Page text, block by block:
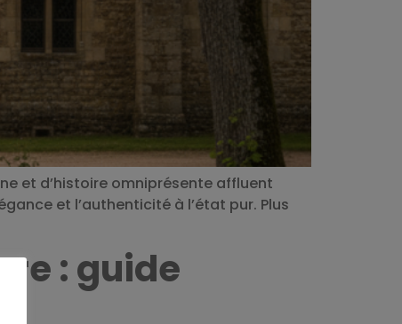
et d’histoire omniprésente affluent
et l’authenticité à l’état pur. Plus
: guide